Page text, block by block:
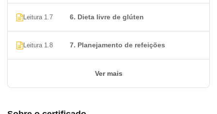
O conteúdo do nosso
cursos da nossa plataformaCertificado Cursos Online
No entanto, apenas para lembrar, há uma taxa para a
emissão do certificado no valor de
gratuitos desejarem, sem limitações, mesmo sem a
Leitura 1.7 6. Dieta livre de glúten
Leitura 1.8 7. Planejamento de refeições
Ver mais